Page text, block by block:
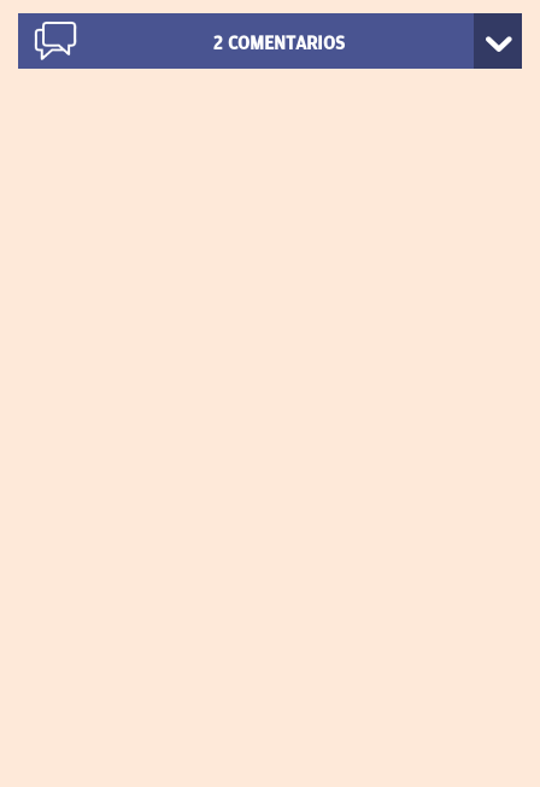
2 COMENTARIOS